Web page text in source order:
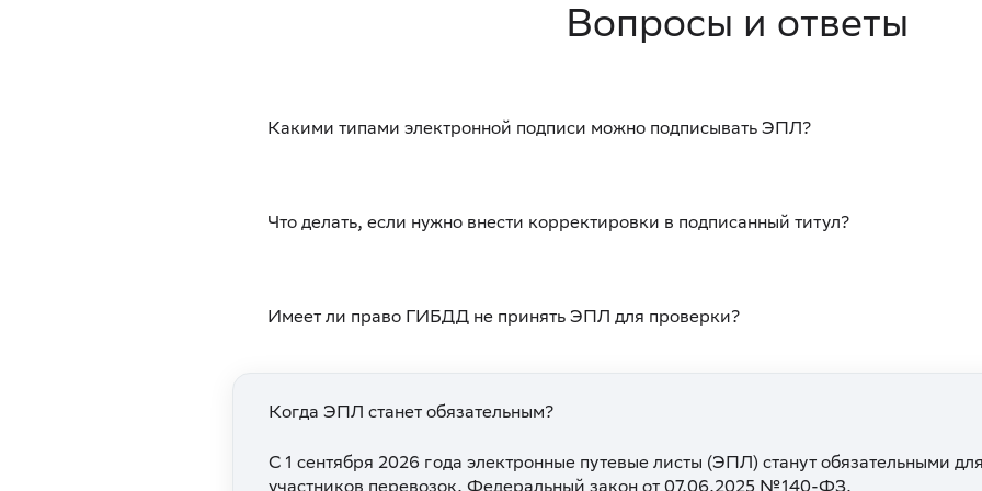
Вопросы и ответы
Какими типами электронной подписи можно подписывать ЭПЛ?
Что делать, если нужно внести корректировки в подписанный титул?
Имеет ли право ГИБДД не принять ЭПЛ для проверки?
Когда ЭПЛ станет обязательным?
C 1 сентября 2026 года электронные путевые листы (ЭПЛ) станут обязательными
участников перевозок. Федеральный закон от 07.06.2025 №140-ФЗ.